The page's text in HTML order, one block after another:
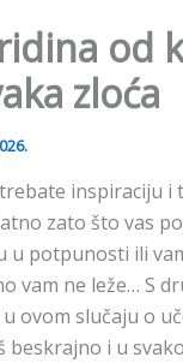
od
zloća
inspiraciju i
zato što vas
u potpunosti ili
vam ne leže… S
ovom slučaju o
beskrajno i u